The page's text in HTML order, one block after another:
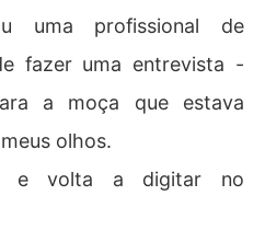
uma profissional de
fazer uma entrevista -
a moça que estava
olhos.
e volta a digitar no